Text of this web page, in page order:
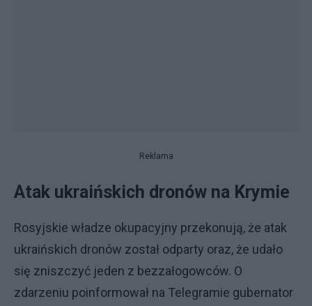
Reklama
Atak ukraińskich dronów na Krymie
Rosyjskie władze okupacyjny przekonują, że atak
ukraińskich dronów został odparty oraz, że udało
się zniszczyć jeden z bezzałogowców. O
zdarzeniu poinformował na Telegramie gubernator